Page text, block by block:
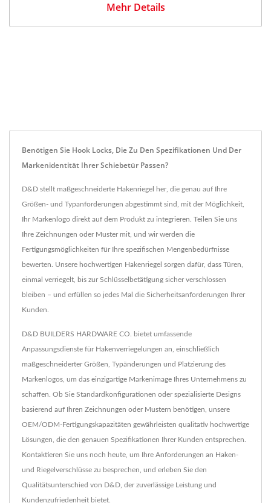
Mehr Details
Benötigen Sie Hook Locks, Die Zu Den Spezifikationen Und Der
Markenidentität Ihrer Schiebetür Passen?
D&D stellt maßgeschneiderte Hakenriegel her, die genau auf Ihre
Größen- und Typanforderungen abgestimmt sind, mit der Möglichkeit,
Ihr Markenlogo direkt auf dem Produkt zu integrieren. Teilen Sie uns
Ihre Zeichnungen oder Muster mit, und wir werden die
Fertigungsmöglichkeiten für Ihre spezifischen Mengenbedürfnisse
bewerten. Unsere hochwertigen Hakenriegel sorgen dafür, dass Türen,
einmal verriegelt, bis zur Schlüsselbetätigung sicher verschlossen
bleiben – und erfüllen so jedes Mal die Sicherheitsanforderungen Ihrer
Kunden.
D&D BUILDERS HARDWARE CO. bietet umfassende
Anpassungsdienste für Hakenverriegelungen an, einschließlich
maßgeschneiderter Größen, Typänderungen und Platzierung des
Markenlogos, um das einzigartige Markenimage Ihres Unternehmens zu
schaffen. Ob Sie Standardkonfigurationen oder spezialisierte Designs
basierend auf Ihren Zeichnungen oder Mustern benötigen, unsere
OEM/ODM-Fertigungskapazitäten gewährleisten qualitativ hochwertige
Lösungen, die den genauen Spezifikationen Ihrer Kunden entsprechen.
Kontaktieren Sie uns noch heute, um Ihre Anforderungen an Haken-
und Riegelverschlüsse zu besprechen, und erleben Sie den
Qualitätsunterschied von D&D, der zuverlässige Leistung und
Kundenzufriedenheit bietet.